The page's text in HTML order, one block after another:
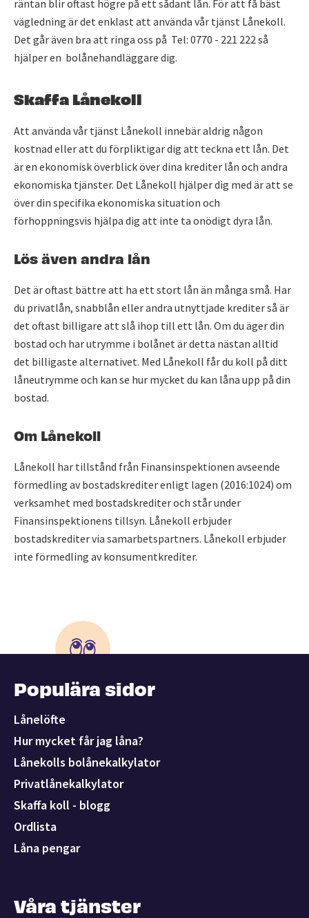
räntan blir oftast högre på ett sådant lån. För att få bäst
vägledning är det enklast att använda vår tjänst Lånekoll.
Det går även bra att ringa oss på Tel: 0770 - 221 222 så
hjälper en bolånehandläggare dig.
Skaffa Lånekoll
Att använda vår tjänst Lånekoll innebär aldrig någon
kostnad eller att du förpliktigar dig att teckna ett lån. Det
är en ekonomisk överblick över dina krediter lån och andra
ekonomiska tjänster. Det Lånekoll hjälper dig med är att se
över din specifika ekonomiska situation och
förhoppningsvis hjälpa dig att inte ta onödigt dyra lån.
Lös även andra lån
Det är oftast bättre att ha ett stort lån än många små. Har
du privatlån, snabblån eller andra utnyttjade krediter så är
det oftast billigare att slå ihop till ett lån. Om du äger din
bostad och har utrymme i bolånet är detta nästan alltid
det billigaste alternativet. Med Lånekoll får du koll på ditt
låneutrymme och kan se hur mycket du kan låna upp på din
bostad.
Om Lånekoll
Lånekoll har tillstånd från Finansinspektionen avseende
förmedling av bostadskrediter enligt lagen (2016:1024) om
verksamhet med bostadskrediter och står under
Finansinspektionens tillsyn. Lånekoll erbjuder
bostadskrediter via samarbetspartners. Lånekoll erbjuder
inte förmedling av konsumentkrediter.
Populära sidor
Lånelöfte
Hur mycket får jag låna?
Lånekolls bolånekalkylator
Privatlånekalkylator
Skaffa koll - blogg
Ordlista
Låna pengar
Våra tjänster